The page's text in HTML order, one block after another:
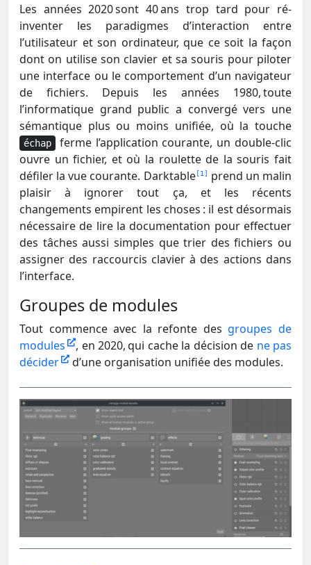
Les années 2020 sont 40 ans trop tard pour ré-
inventer les paradigmes d’interaction entre
l’utilisateur et son ordinateur, que ce soit la façon
dont on utilise son clavier et sa souris pour piloter
une interface ou le comportement d’un navigateur
de fichiers. Depuis les années 1980, toute
l’informatique grand public a convergé vers une
sémantique plus ou moins unifiée, où la touche
échap
ferme l’application courante, un double-clic
ouvre un fichier, et où la roulette de la souris fait
défiler la vue courante. Darktable
1
prend un malin
plaisir à ignorer tout ça, et les récents
changements empirent les choses : il est désormais
nécessaire de lire la documentation pour effectuer
des tâches aussi simples que trier des fichiers ou
assigner des raccourcis clavier à des actions dans
l’interface.
Groupes de modules
Tout commence avec la refonte des groupes de
modules
, en 2020, qui cache la décision de ne pas
décider
d’une organisation unifiée des modules.